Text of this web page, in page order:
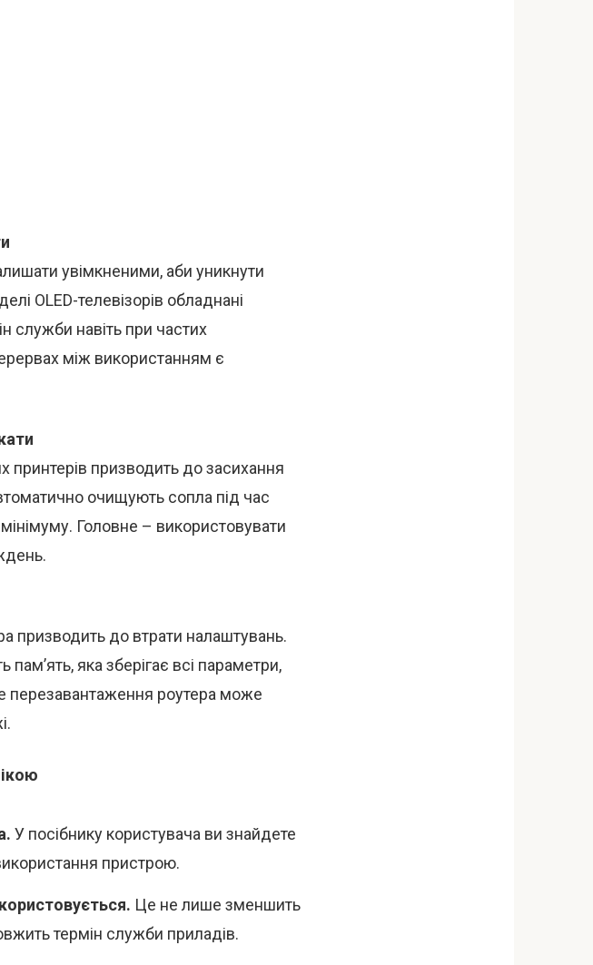
увімкненими, аби уникнути
OLED-телевізорів обладнані
служби навіть при частих
між використанням є
принтерів призводить до засихання
очищують сопла під час
Головне – використовувати
призводить до втрати налаштувань.
яка зберігає всі параметри,
перезавантаження роутера може
У посібнику користувача ви знайдете
пристрою.
Це не лише зменшить
термін служби приладів.